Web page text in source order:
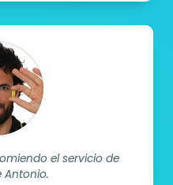
el servicio de
Antonio.